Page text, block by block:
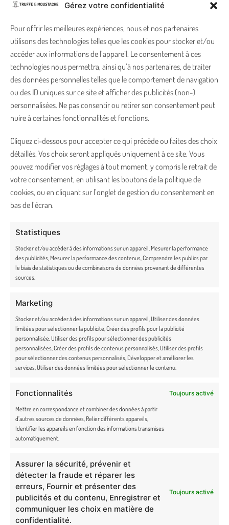
Gérez votre confidentialité
Pour offrir les meilleures expériences, nous et nos partenaires
utilisons des technologies telles que les cookies pour stocker et/ou
accéder aux informations de l’appareil. Le consentement à ces
technologies nous permettra, ainsi qu’à nos partenaires, de traiter
des données personnelles telles que le comportement de navigation
ou des ID uniques sur ce site et afficher des publicités (non-)
personnalisées. Ne pas consentir ou retirer son consentement peut
nuire à certaines fonctionnalités et fonctions.
Cliquez ci-dessous pour accepter ce qui précède ou faites des choix
détaillés. Vos choix seront appliqués uniquement à ce site. Vous
pouvez modifier vos réglages à tout moment, y compris le retrait de
votre consentement, en utilisant les boutons de la politique de
cookies, ou en cliquant sur l’onglet de gestion du consentement en
bas de l’écran.
Statistiques
Stocker et/ou accéder à des informations sur un appareil, Mesurer la performance
des publicités, Mesurer la performance des contenus, Comprendre les publics par
le biais de statistiques ou de combinaisons de données provenant de différentes
sources.
Marketing
Stocker et/ou accéder à des informations sur un appareil, Utiliser des données
limitées pour sélectionner la publicité, Créer des profils pour la publicité
personnalisée, Utiliser des profils pour sélectionner des publicités
personnalisées, Créer des profils de contenus personnalisés, Utiliser des profils
pour sélectionner des contenus personnalisés, Développer et améliorer les
services, Utiliser des données limitées pour sélectionner le contenu.
Fonctionnalités Toujours activé
Mettre en correspondance et combiner des données à partir
d’autres sources de données, Relier différents appareils,
Identifier les appareils en fonction des informations transmises
automatiquement.
Assurer la sécurité, prévenir et
détecter la fraude et réparer les
erreurs, Fournir et présenter des
publicités et du contenu, Enregistrer et
communiquer les choix en matière de
confidentialité.
Toujours activé
ON PENSE À VOUS !
Garantie satisfait ou remboursé
Foire aux Questions
Carte cadeau
Fidélité
Rétractation et retours
CONTACT
Lundi – vendredi de 9h30 à 17h30
NEWSLETTER
Rejoignez la famille Truffe & Moustache et bénéficiez d’un code promo
exclusif ! Soyez les premiers à découvrir toutes nos actualités en avant-
En cochant cette case, j’accepte de recevoir la newsletter du site
de Truffe & Moustache.
Newsletter Truffe et Moustache